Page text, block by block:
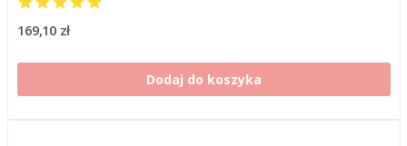
169,10 zł
Dodaj do koszyka